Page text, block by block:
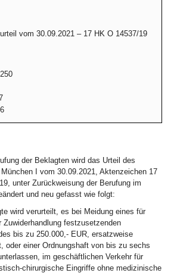
vom 30.09.2021 – 17 HK O 14537/19
der Beklagten wird das Urteil des
I vom 30.09.2021, Aktenzeichen 17
unter Zurückweisung der Berufung im
und neu gefasst wie folgt:
wird verurteilt, es bei Meidung eines für
Zuwiderhandlung festzusetzenden
bis zu 250.000,- EUR, ersatzweise
oder einer Ordnungshaft von bis zu sechs
im geschäftlichen Verkehr für
chirurgische Eingriffe ohne medizinische